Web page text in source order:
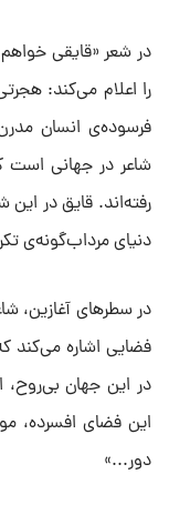
در شعر «قایقی
را اعلام می‌کند:
فرسوده‌ی انسان
شاعر در جهانی است
رفته‌اند. قایق در این
دنیای مرداب‌گونه‌ی
در سطرهای آغازین،
فضایی اشاره می‌کند
در این جهان بی‌روح،
این فضای افسرده،
دور...»